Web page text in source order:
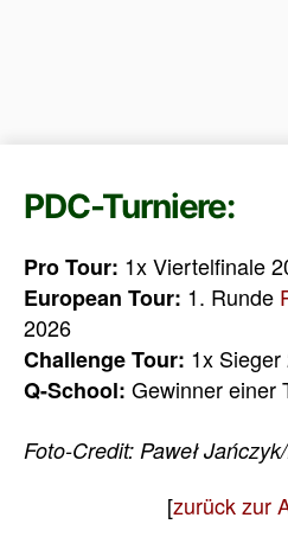
PDC-Turniere:
Pro Tour: 1x Viertelfinale
European Tour: 1. Runde
2026
Challenge Tour: 1x Sieger
Q-School: Gewinner einer
Foto-Credit: Paweł
[zurück zur